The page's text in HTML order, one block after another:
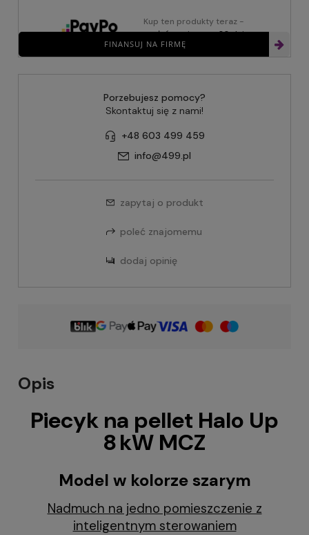
FINANSUJ NA FIRMĘ
Kup ten produkty teraz -
zapłać za niego za 30 dni
Porzebujesz pomocy?
Skontaktuj się z nami!
+48 603 499 459
info@499.pl
zapytaj o produkt
poleć znajomemu
dodaj opinię
Opis
Piecyk na pellet Halo Up
8 kW MCZ
Model w kolorze szarym
Nadmuch na jedno pomieszczenie z
inteligentnym sterowaniem